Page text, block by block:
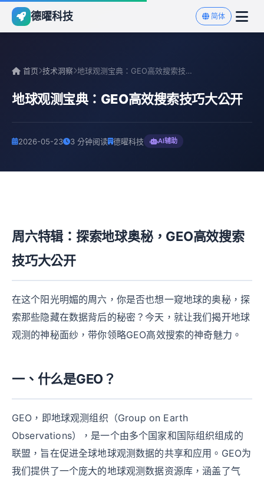
德曜科技 简体
首页 技术洞察 地球观测宝典：GEO高效搜索技巧大公开
地球观测宝典：GEO高效搜索技巧大公开
2026-05-23 3 分钟阅读 德曜科技 AI辅助
周六特辑：探索地球奥秘，GEO高效搜索
技巧大公开
在这个阳光明媚的周六，你是否也想一窥地球的奥秘，探
索那些隐藏在数据背后的秘密？今天，就让我们揭开地球
观测的神秘面纱，带你领略GEO高效搜索的神奇魅力。
一、什么是GEO？
GEO，即地球观测组织（Group on Earth
Observations），是一个由多个国家和国际组织组成的
联盟，旨在促进全球地球观测数据的共享和应用。GEO为
我们提供了一个庞大的地球观测数据资源库，涵盖了气